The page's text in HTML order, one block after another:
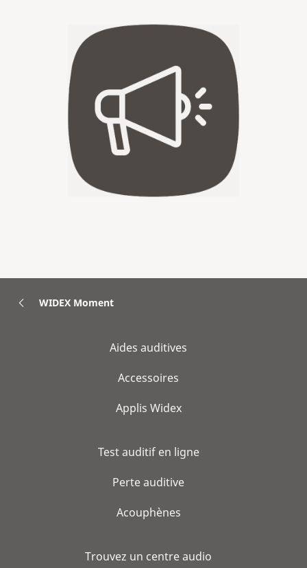
WIDEX Moment
Aides auditives
Accessoires
Applis Widex
Test auditif en ligne
Perte auditive
Acouphènes
Trouvez un centre audio